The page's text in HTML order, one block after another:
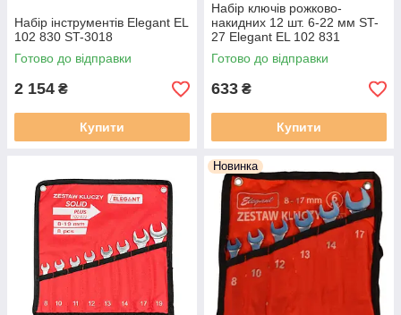
Набір інструментів Elegant EL
102 830 ST-3018
Готово до відправки
2 154 ₴
Купити
Набір ключів рожково-
накидних 12 шт. 6-22 мм ST-
27 Elegant EL 102 831
Готово до відправки
633 ₴
Купити
Новинка